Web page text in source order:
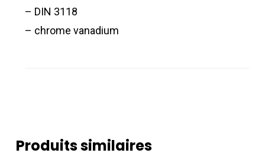
– DIN 3118
– chrome vanadium
Produits similaires